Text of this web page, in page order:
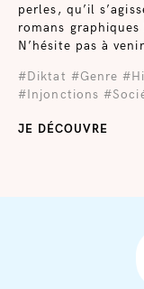
perles, qu’il
romans
N’hésite pas à
#Diktat #Genre
#Injonctions
JE DÉCOUVRE